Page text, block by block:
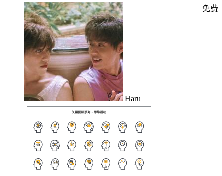
Haru
免费